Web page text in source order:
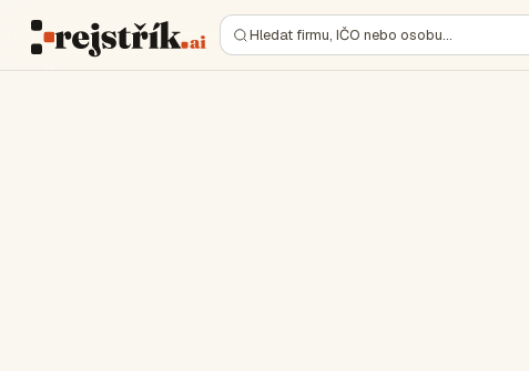
Hledat firmu, IČO nebo osobu…